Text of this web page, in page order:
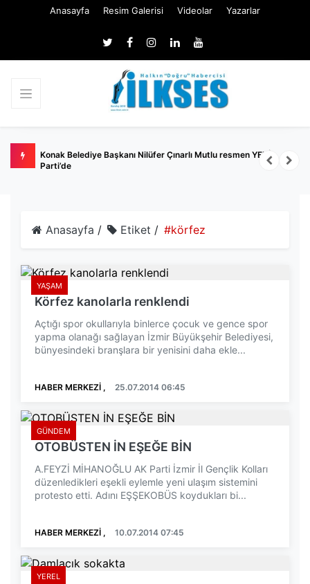
Anasayfa Resim Galerisi Videolar Yazarlar
Konak Belediye Başkanı Nilüfer Çınarlı Mutlu resmen YENİ
Parti’de
Anasayfa / Etiket / #körfez
YAŞAM
Körfez kanolarla renklendi
Açtığı spor okullarıyla binlerce çocuk ve gence spor
yapma olanağı sağlayan İzmir Büyükşehir Belediyesi,
bünyesindeki branşlara bir yenisini daha ekle...
HABER MERKEZİ , 25.07.2014 06:45
GÜNDEM
OTOBÜSTEN İN EŞEĞE BİN
A.FEYZİ MİHANOĞLU AK Parti İzmir İl Gençlik Kolları
düzenledikleri eşekli eylemle yeni ulaşım sistemini
protesto etti. Adını EŞŞEKOBÜS koydukları bi...
HABER MERKEZİ , 10.07.2014 07:45
YEREL